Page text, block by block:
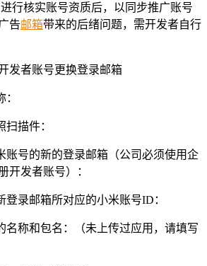
行核实账号资质后，以同步推广账号
告邮箱带来的后绪问题，需开发者自行
发者账号更换登录邮箱
扫描件：
账号的新的登录邮箱（公司必须使用企
开发者账号）：
登录邮箱所对应的小米账号ID：
名称和包名：（未上传过应用，请填写